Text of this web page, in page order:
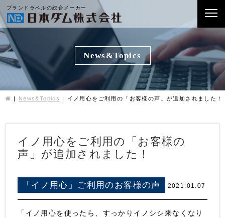
ブランドラベルの総合メーカー
News&Topics
News&Topics イノ用心をご利用の「お客様の声」が追加されました！
イノ用心をご利用の「お客様の
声」が追加されました！
「イノ用心」ご利用のお客様の声 2021.01.07
「イノ用心を使ったら、すっかりイノシシ来なくなり